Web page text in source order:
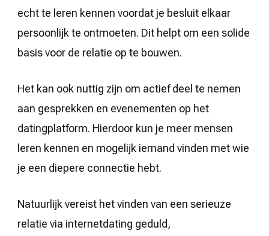
echt te leren kennen voordat je besluit elkaar
persoonlijk te ontmoeten. Dit helpt om een solide
basis voor de relatie op te bouwen.
Het kan ook nuttig zijn om actief deel te nemen
aan gesprekken en evenementen op het
datingplatform. Hierdoor kun je meer mensen
leren kennen en mogelijk iemand vinden met wie
je een diepere connectie hebt.
Natuurlijk vereist het vinden van een serieuze
relatie via internetdating geduld,